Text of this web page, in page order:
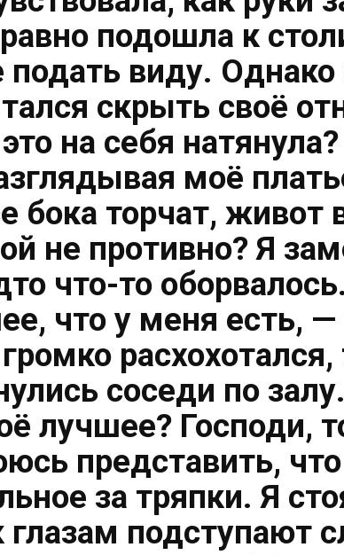
подошла к
подать виду.
скрыть своё
на себя
моё
бока торчат, живот
не противно? Я
что-то
что у меня есть, —
расхохотался,
соседи по
лучшее? Господи,
представить,
за тряпки. Я
глазам подступают